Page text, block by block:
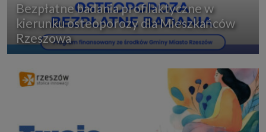
Bezpłatne badania profilaktyczne w
kierunku osteoporozy dla Mieszkańców
Rzeszowa